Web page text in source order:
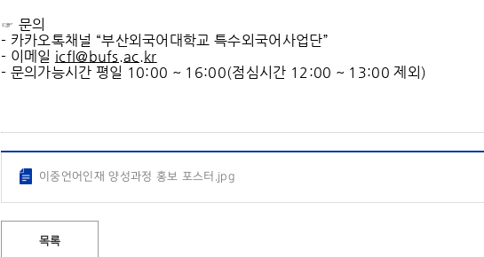
☞ 문의
- 카카오톡채널 “부산외국어대학교 특수외국어사업단”
- 이메일 icfl@bufs.ac.kr
- 문의가능시간 평일 10:00 ~ 16:00(점심시간 12:00 ~ 13:00 제외)
이중언어인재 양성과정 홍보 포스터.jpg
목록